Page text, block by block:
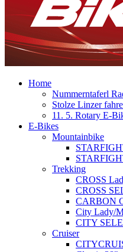
Home
Nummerntaferl
Stolze Linzer
11. 5. Rotary E-
E-Bikes
Mountainbike
Trekking
CROSS
CROSS
CARBON
City Lady/
CITY
Cruiser